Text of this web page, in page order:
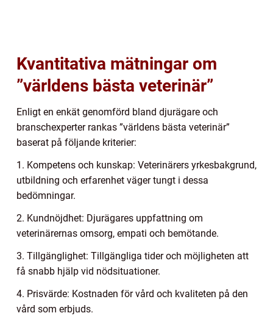
Kvantitativa mätningar om
”världens bästa veterinär”
Enligt en enkät genomförd bland djurägare och
branschexperter rankas ”världens bästa veterinär”
baserat på följande kriterier:
1. Kompetens och kunskap: Veterinärers yrkesbakgrund,
utbildning och erfarenhet väger tungt i dessa
bedömningar.
2. Kundnöjdhet: Djurägares uppfattning om
veterinärernas omsorg, empati och bemötande.
3. Tillgänglighet: Tillgängliga tider och möjligheten att
få snabb hjälp vid nödsituationer.
4. Prisvärde: Kostnaden för vård och kvaliteten på den
vård som erbjuds.